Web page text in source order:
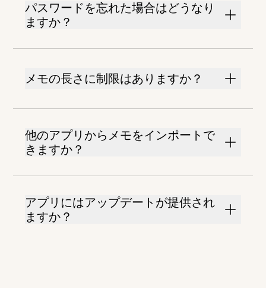
パスワードを忘れた場合はどうなり
ますか？
メモの長さに制限はありますか？
他のアプリからメモをインポートで
きますか？
アプリにはアップデートが提供され
ますか？